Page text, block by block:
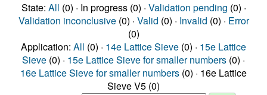
State: All (0) · In progress (0) · Validation pending (0) ·
Validation inconclusive(0) · Valid (0) · Invalid (0) · Error
(0)
Application: All (0) · 14e Lattice Sieve (0) · 15e Lattice
Sieve (0) · 15e Lattice Sieve for smaller numbers (0) ·
16e Lattice Sieve for smaller numbers (0) · 16e Lattice
Sieve V5 (0)